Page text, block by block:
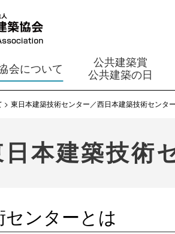
会について
公共建築賞
公共建築の日
東日本建築技術センター／西日本建築技術センター
日本建築技術
センターとは